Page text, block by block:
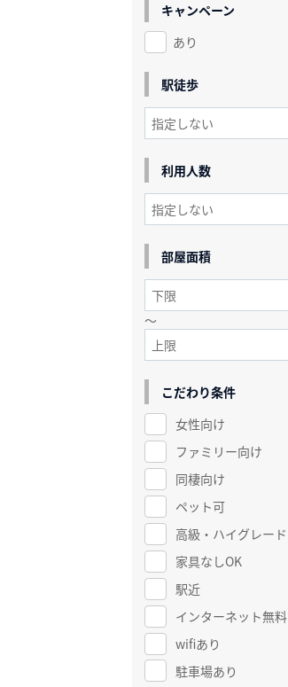
キャンペーン
あり
駅徒歩
利用人数
部屋面積
～
こだわり条件
女性向け
ファミリー向け
同棲向け
ペット可
高級・ハイグレード
家具なしOK
駅近
インターネット無料
wifiあり
駐車場あり